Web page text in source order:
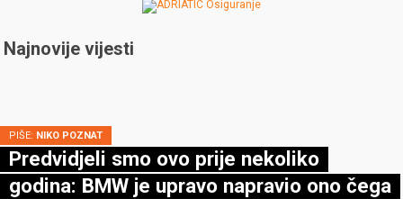
Najnovije vijesti
PIŠE: NIKO POZNAT
Predvidjeli smo ovo prije nekoliko
godina: BMW je upravo napravio ono čega